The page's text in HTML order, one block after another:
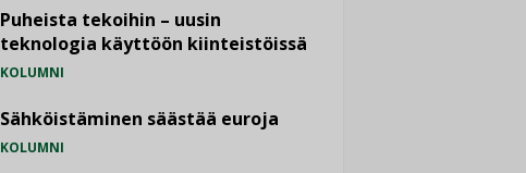
Puheista tekoihin – uusin
teknologia käyttöön kiinteistöissä
KOLUMNI
Sähköistäminen säästää euroja
KOLUMNI